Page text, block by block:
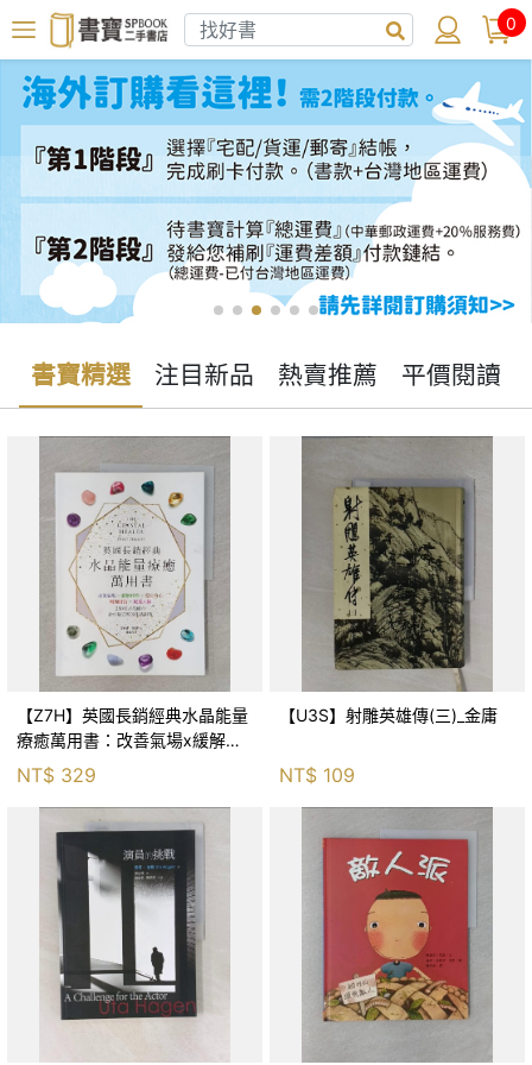
0
書寶精選 注目新品 熱賣推薦 平價閱讀
【Z7H】英國長銷經典水晶能量
療癒萬用書：改善氣場x緩解疼
痛x穩定身心x增加財富x促進人
緣，250種水晶礦石給你最完整
的生活對策_菲利
NT$ 329
【U3S】射雕英雄傳(三)_金庸
NT$ 109